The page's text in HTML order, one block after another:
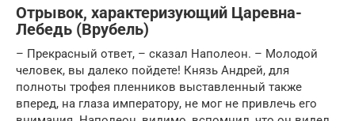
Отрывок, характеризующий Царевна-
Лебедь (Врубель)
– Прекрасный ответ, – сказал Наполеон. – Молодой
человек, вы далеко пойдете! Князь Андрей, для
полноты трофея пленников выставленный также
вперед, на глаза императору, не мог не привлечь его